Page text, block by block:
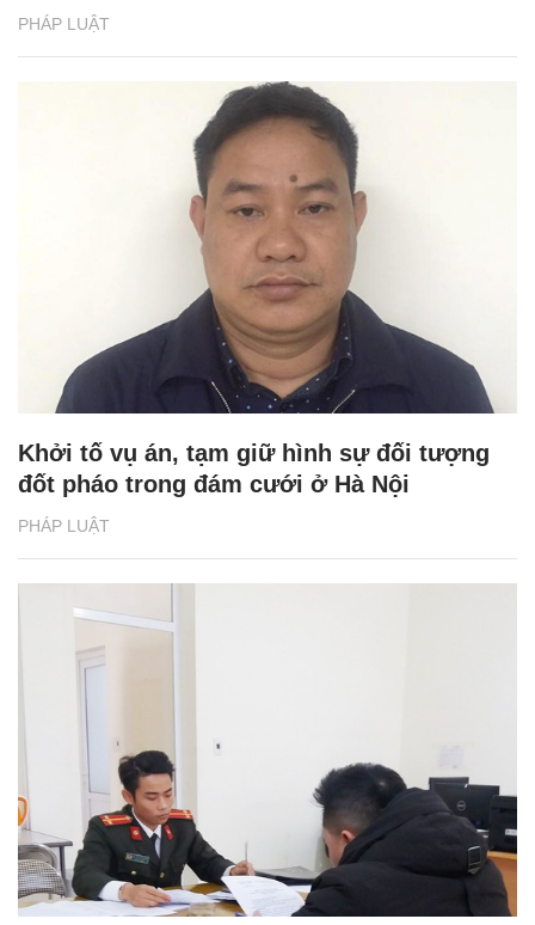
PHÁP LUẬT
PHÁP LUẬT
Khởi tố vụ án, tạm giữ hình sự đối tượng
đốt pháo trong đám cưới ở Hà Nội